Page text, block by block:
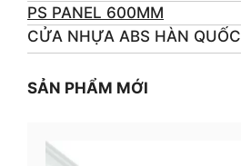
PS PANEL 600MM
CỬA NHỰA ABS HÀN QUỐC
SẢN PHẨM MỚI